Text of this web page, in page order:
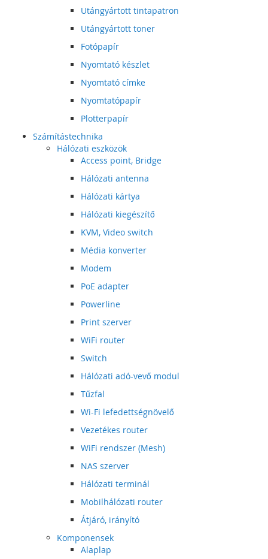
Utángyártott tintapatron
Utángyártott toner
Fotópapír
Nyomtató készlet
Nyomtató címke
Nyomtatópapír
Plotterpapír
Számítástechnika
Hálózati eszközök
Access point, Bridge
Hálózati antenna
Hálózati kártya
Hálózati kiegészítő
KVM, Video switch
Média konverter
Modem
PoE adapter
Powerline
Print szerver
WiFi router
Switch
Hálózati adó-vevő modul
Tűzfal
Wi-Fi lefedettségnövelő
Vezetékes router
WiFi rendszer (Mesh)
NAS szerver
Hálózati terminál
Mobilhálózati router
Átjáró, irányító
Komponensek
Alaplap